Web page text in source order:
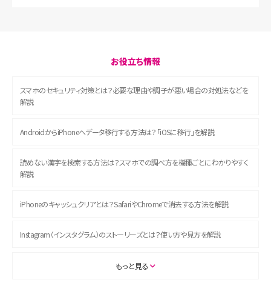
お役立ち情報
スマホのセキュリティ対策とは？必要な理由や調子が悪い場合の対処法などを
解説
AndroidからiPhoneへデータ移行する方法は？「iOSに移行」を解説
読めない漢字を検索する方法は？スマホでの調べ方を機種ごとにわかりやすく
解説
iPhoneのキャッシュクリアとは？SafariやChromeで消去する方法を解説
Instagram（インスタグラム）のストーリーズとは？使い方や見方を解説
ASMRとは？初心者向けの代表ジャンルや楽しみ方を解説
もっと見る